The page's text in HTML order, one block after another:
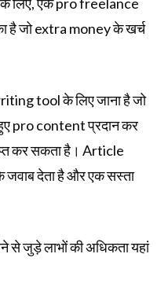
है जो extra money के खर्च
tool के लिए जाना है जो
pro content प्रदान कर
कर सकता है। Article
देता है और एक सस्ता
से जुड़े लाभों की अधिकता यहां